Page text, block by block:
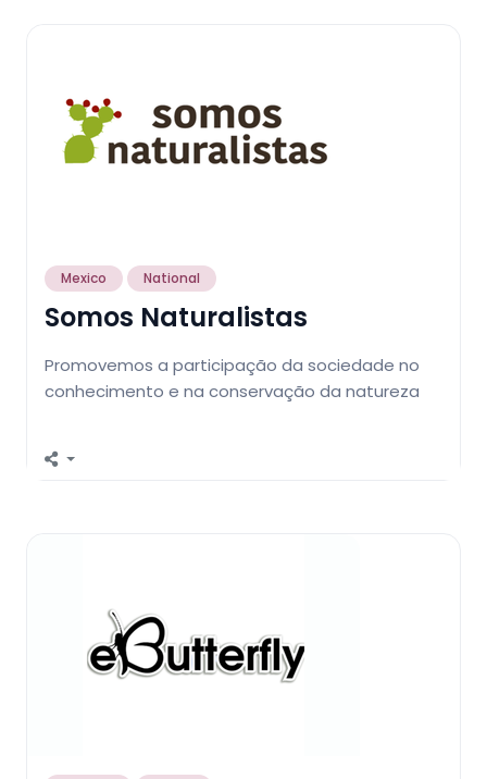
Mexico National
Somos Naturalistas
Promovemos a participação da sociedade no
conhecimento e na conservação da natureza